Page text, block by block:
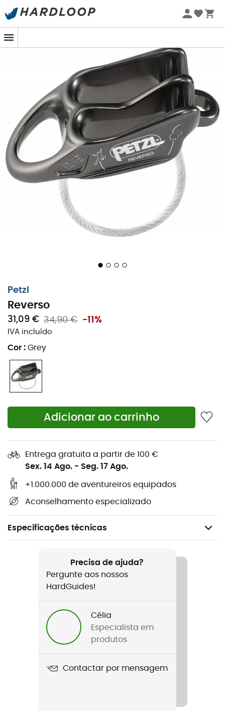
Promoções de verão 🔥 -5% EXTRA a partir de 2 produtos*
Petzl
Reverso
31,09 € 34,90 € -11%
IVA incluído
Cor : Grey
Adicionar ao carrinho
Entrega gratuita a partir de 100 €
Sex. 14 Ago. - Seg. 17 Ago.
+1.000.000 de aventureiros equipados
Aconselhamento especializado
Especificações técnicas
Escalada em bloco / Escalada de grandes vias /
Escalada desportiva / Alpinismo / Indoor climbing
Nome do produto
Reverso 4 -Assureur-descendeur
Precisa de ajuda?
Pergunte aos nossos
HardGuides!
Célia
Especialista em
produtos
Contactar por mensagem